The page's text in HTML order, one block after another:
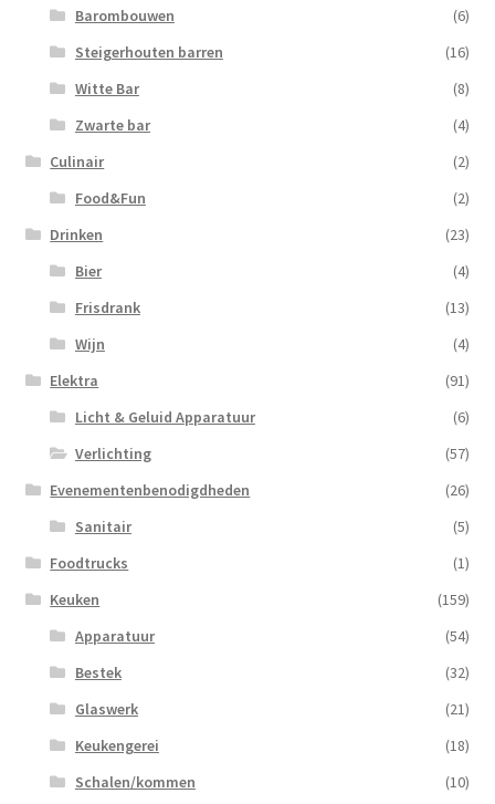
Barombouwen
(6)
Steigerhouten barren
(16)
Witte Bar
(8)
Zwarte bar
(4)
Culinair
(2)
Food&Fun
(2)
Drinken
(23)
Bier
(4)
Frisdrank
(13)
Wijn
(4)
Elektra
(91)
Licht & Geluid Apparatuur
(6)
Verlichting
(57)
Evenementenbenodigdheden
(26)
Sanitair
(5)
Foodtrucks
(1)
Keuken
(159)
Apparatuur
(54)
Bestek
(32)
Glaswerk
(21)
Keukengerei
(18)
Schalen/kommen
(10)